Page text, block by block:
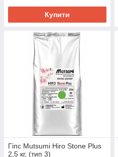
Купити
Гіпс Mutsumi Hiro Stone Plus
2,5 кг, (тип 3)